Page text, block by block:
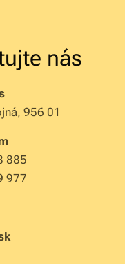
nás
956 01
885
977